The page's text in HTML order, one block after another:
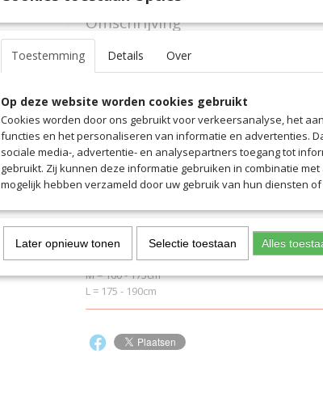
EAN code
Productcode leverancier
Omschrijving
Met de scheenbeschermer XS kun je tegen
verhoogt het comfort en past perfect bij je
uitstekende schokbescherming zonder
hoezen houden de beschermers op hun plaats
training of wedstrijden.
- Rug van EVA-schuim biedt perfecte
- Slanke anatomische pasvorm voor extra
- Ademende mesh-hoezen
Maatverdeling:
XS = 120 - 140cm
S = 140 - 160cm
M = 160 - 175cm
L = 175 - 190cm
Toestemming Details Over
Op deze website worden cookies gebruikt
Cookies worden door ons gebruikt voor verkeersanalyse, het
functies en het personaliseren van informatie en advertenties.
sociale media-, advertentie- en analysepartners toegang tot
gebruikt. Zij kunnen deze informatie gebruiken in combinatie
mogelijk hebben verzameld door uw gebruik van hun diensten
Later opnieuw tonen Selectie toestaan Alles